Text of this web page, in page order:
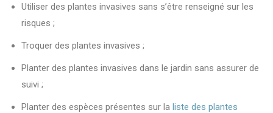
Utiliser des plantes invasives sans s’être renseigné sur les
risques ;
Troquer des plantes invasives ;
Planter des plantes invasives dans le jardin sans assurer de
suivi ;
Planter des espèces présentes sur la liste des plantes